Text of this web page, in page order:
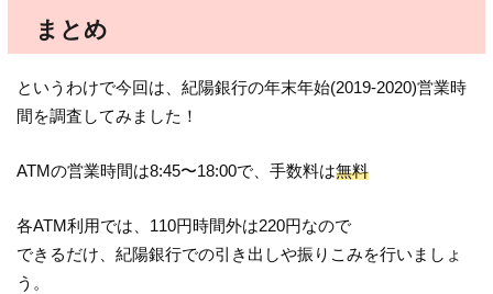
まとめ
というわけで今回は、紀陽銀行の年末年始(2019-2020)営業時
間を調査してみました！
ATMの営業時間は8:45〜18:00で、手数料は無料
各ATM利用では、110円時間外は220円なので
できるだけ、紀陽銀行での引き出しや振りこみを行いましょ
う。